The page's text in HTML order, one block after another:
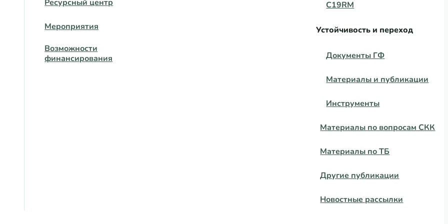
Ресурсный центр
Мероприятия
Возможности
финансирования
C19RM
Устойчивость и переход
Документы ГФ
Материалы и публикации
Инструменты
Материалы по вопросам СКК
Материалы по ТБ
Другие публикации
Новостные рассылки